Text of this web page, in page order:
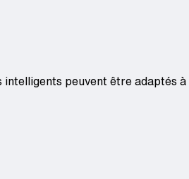
intelligents peuvent être adaptés